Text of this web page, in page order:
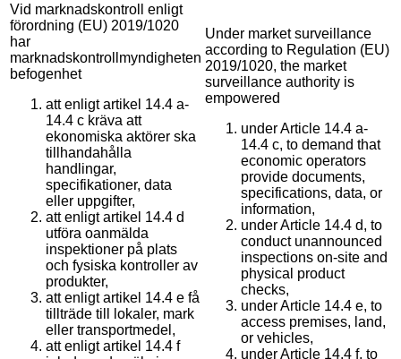
Vid marknadskontroll enligt
förordning (EU) 2019/1020
har
marknadskontrollmyndigheten
befogenhet
att enligt artikel 14.4 a-
14.4 c kräva att
ekonomiska aktörer ska
tillhandahålla
handlingar,
specifikationer, data
eller uppgifter,
att enligt artikel 14.4 d
utföra oanmälda
inspektioner på plats
och fysiska kontroller av
produkter,
att enligt artikel 14.4 e få
tillträde till lokaler, mark
eller transportmedel,
att enligt artikel 14.4 f
Under market surveillance
according to Regulation (EU)
2019/1020, the market
surveillance authority is
empowered
under Article 14.4 a-
14.4 c, to demand that
economic operators
provide documents,
specifications, data, or
information,
under Article 14.4 d, to
conduct unannounced
inspections on-site and
physical product
checks,
under Article 14.4 e, to
access premises, land,
or vehicles,
under Article 14.4 f, to